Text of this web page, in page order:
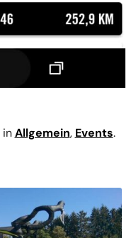
inAllgemein, Events.